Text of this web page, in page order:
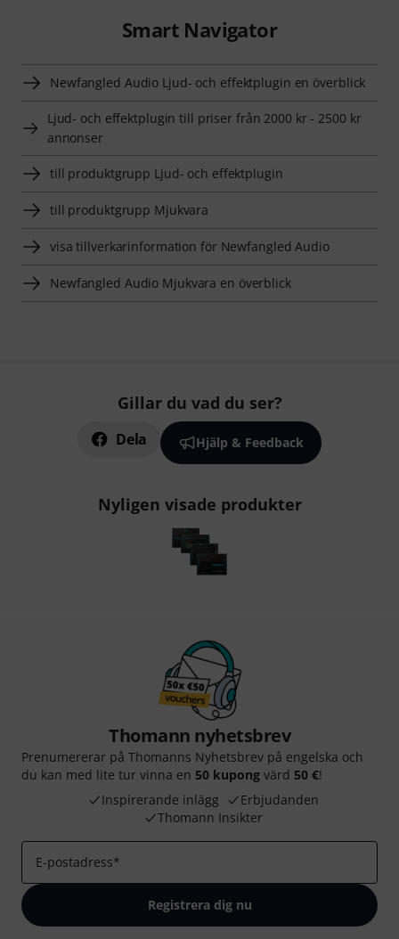
Smart Navigator
Newfangled Audio Ljud- och effektplugin en överblick
Ljud- och effektplugin till priser från 2000 kr - 2500 kr
annonser
till produktgrupp Ljud- och effektplugin
till produktgrupp Mjukvara
visa tillverkarinformation för Newfangled Audio
Newfangled Audio Mjukvara en överblick
Gillar du vad du ser?
Dela Hjälp & Feedback
Nyligen visade produkter
Thomann nyhetsbrev
Prenumererar på Thomanns Nyhetsbrev på engelska och
du kan med lite tur vinna en 50 kupong värd 50 €!
Inspirerande inlägg
Erbjudanden
Thomann Insikter
E-postadress*
Registrera dig nu